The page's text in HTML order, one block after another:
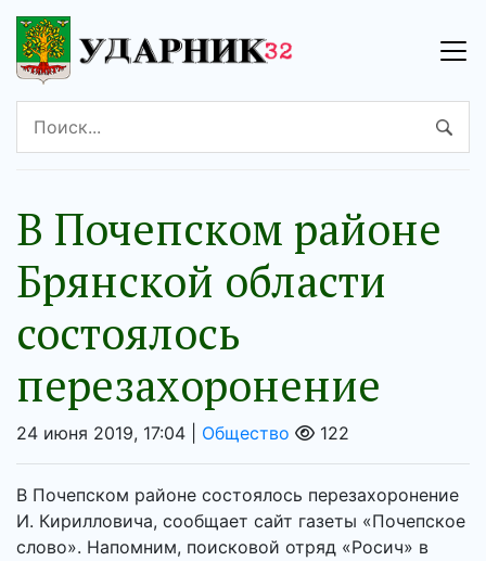
В Почепском районе
Брянской области
состоялось
перезахоронение
24 июня 2019, 17:04 | Общество 122
В Почепском районе состоялось перезахоронение
И. Кирилловича, сообщает сайт газеты «Почепское
слово». Напомним, поисковой отряд «Росич» в